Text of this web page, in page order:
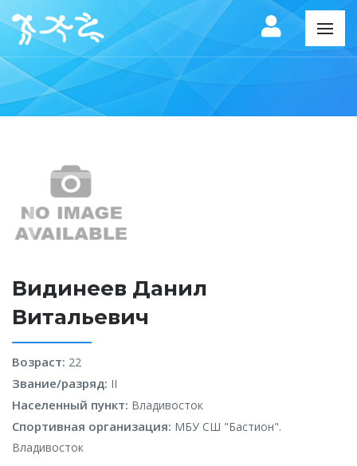
Видинеев Данил
Витальевич
Возраст: 22
Звание/разряд: II
Населенный пункт: Владивосток
Спортивная организация: МБУ СШ "Бастион".
Владивосток